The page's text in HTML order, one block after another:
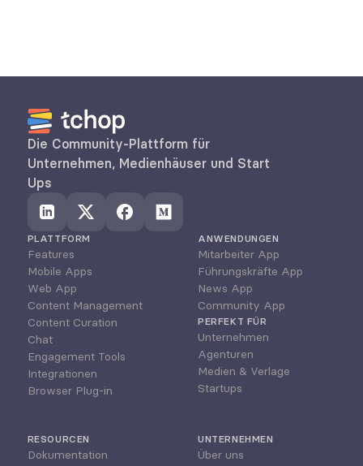
Die Community-Plattform für
Unternehmen, Medienhäuser und Start
Ups
PLATTFORM
Features
Mobile Apps
Web App
Content Management
Content Curation
Chat
Engagement Tools
Integrationen
Browser Plug-in
ANWENDUNGEN
Mitarbeiter App
Führungskräfte App
News App
Community App
PERFEKT FÜR
Unternehmen
Agenturen
Medien & Verlage
Startups
RESOURCEN
Dokumentation
UNTERNEHMEN
Über uns